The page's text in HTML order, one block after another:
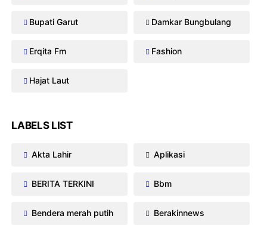
Bupati Garut Damkar Bungbulang
Erqita Fm Fashion
Hajat Laut
LABELS LIST
Akta Lahir Aplikasi
BERITA TERKINI Bbm
Bendera merah putih Berakinnews